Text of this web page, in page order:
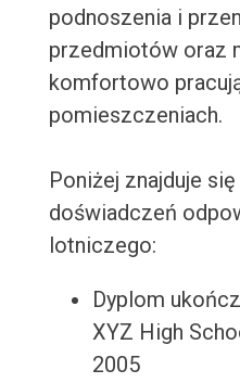
podnoszenia i
przedmiotów oraz
komfortowo
pomieszczeniach.
Poniżej znajduje
doświadczeń
lotniczego:
Dyplom
XYZ High
2005